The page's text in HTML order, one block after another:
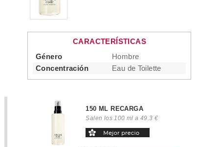
CARACTERÍSTICAS
Género
Hombre
Concentración
Eau de Toilette
150 ML RECARGA
Salen los 100 ml a 49.3 €